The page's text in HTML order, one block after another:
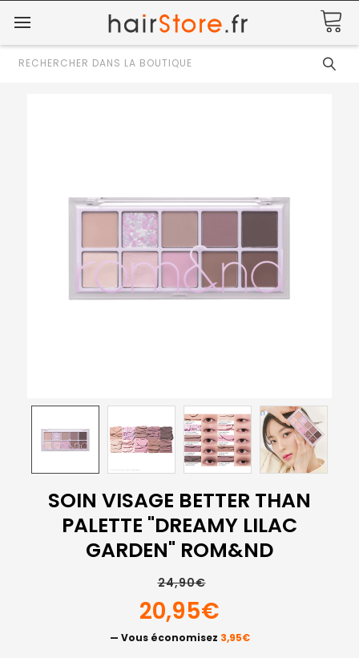
Rechercher
SOIN VISAGE BETTER THAN
PALETTE "DREAMY LILAC
GARDEN" ROM&ND
24,90€
20,95€
— Vous économisez 3,95€